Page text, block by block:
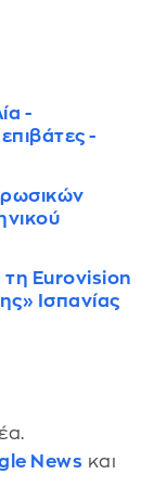
-
-
τη Eurovision
Ισπανίας
News και